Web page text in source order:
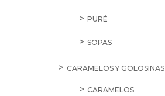
PURÉ
SOPAS
CARAMELOS Y GOLOSINAS
CARAMELOS